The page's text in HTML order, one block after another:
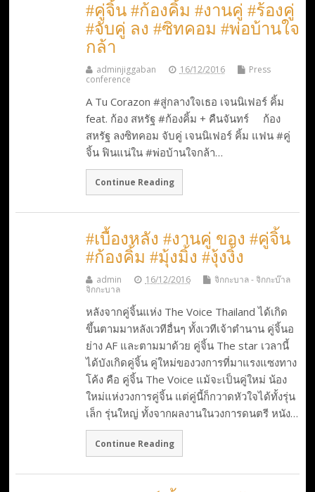
#คู่จิ้น #ก้องคิ้ม #งานคู่ #ร้องคู่
#จับคู่ ลง #ซิทคอม #พ่อบ้านใจ
กล้า
adminjiggaban 16/12/2016
Press
conference
A Tu Corazon #สู่กลางใจเธอ เจนนิเฟอร์ คิ้ม
feat. ก้อง สหรัฐ #ก้องคิ้ม + คืนจันทร์ ก้อง
สหรัฐ ลงซิทคอม จับคู่ เจนนิเฟอร์ คิ้ม แฟน #คู่
จิ้น ฟินแน่ใน #พ่อบ้านใจกล้า…
Continue Reading
#เบื้องหลัง #งานคู่ ของ #คู่จิ้น
#ก้องคิ้ม #มุ้งมิ้ง #งุ้งงิ้ง
admin 16/12/2016
จิกกะบาล - จิกกะบ๊าล
จิกกะบาล
หลังจากคู่จิ้นแห่ง The Voice Thailand ได้เกิด
ขึ้นตามมาหลังเวทีอื่นๆ ทั้งเวทีเจ้าตำนาน คู่จิ้นอ
ย่าง AF และตามมาด้วย คู่จิ้น The star เวลานี้
ได้บังเกิดคู่จิ้น คู่ใหม่ของวงการที่มาแรงแซงทาง
โค้ง คือ คู่จิ้น The Voice แม้จะเป็นคู่ใหม่ น้อง
ใหม่แห่งวงการคู่จิ้น แต่คู่นี้ก็กวาดหัวใจได้ทั้งรุ่น
เล็ก รุ่นใหญ่ ทั้งจากผลงานในวงการดนตรี หนัง…
Continue Reading